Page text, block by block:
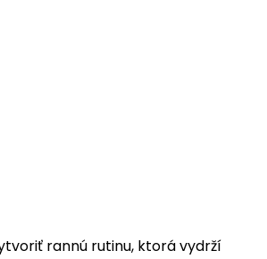
rannú rutinu, ktorá vydrží